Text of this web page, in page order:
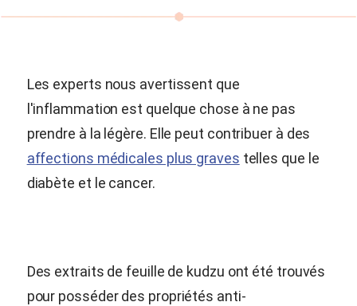
Les experts nous avertissent que
l'inflammation est quelque chose à ne pas
prendre à la légère. Elle peut contribuer à des
affections médicales plus graves telles que le
diabète et le cancer.
Des extraits de feuille de kudzu ont été trouvés
pour posséder des propriétés anti-